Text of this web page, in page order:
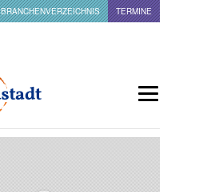
BRANCHENVERZEICHNIS TERMINE